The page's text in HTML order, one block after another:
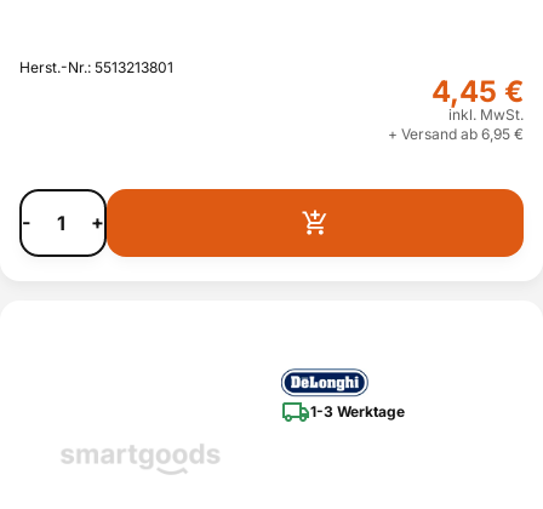
Herst.-Nr.: 5513213801
4,45 €
inkl. MwSt.
+ Versand ab 6,95 €
- +
1-3 Werktage